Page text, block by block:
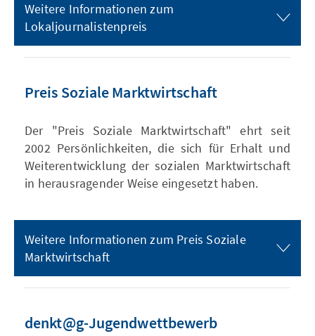
Weitere Informationen zum
Lokaljournalistenpreis
Preis Soziale Marktwirtschaft
Der "Preis Soziale Marktwirtschaft" ehrt seit
2002 Persönlichkeiten, die sich für Erhalt und
Weiterentwicklung der sozialen Marktwirtschaft
in herausragender Weise eingesetzt haben.
Weitere Informationen zum Preis Soziale
Marktwirtschaft
denkt@g-Jugendwettbewerb